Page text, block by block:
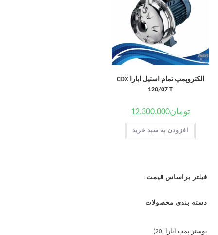
الکتروپمپ تمام استیل ابارا CDX
120/07 T
تومان12,300,000
افزودن به سبد خرید
فیلتر براساس قیمت:
دسته بندی محصولات
بوستر پمپ ابارا
20